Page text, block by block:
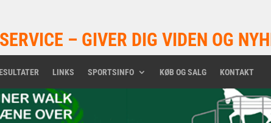
– GIVER DIG VIDEN OG
LINKS SPORTSINFO KØB OG SALG KONTAKT